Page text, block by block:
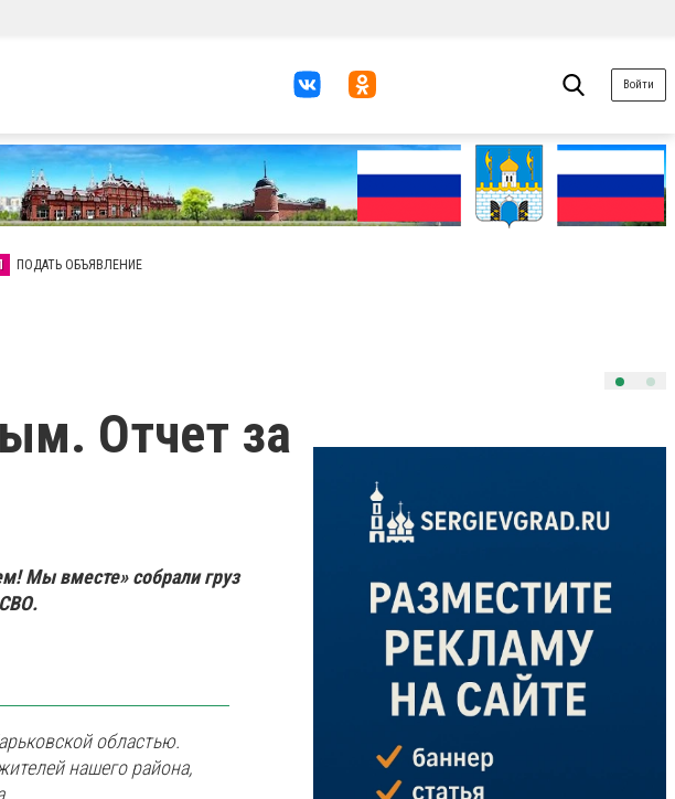
Войти
ПОДАТЬ ОБЪЯВЛЕНИЕ
Отчет за
Мы вместе» собрали груз
областью.
нашего района,